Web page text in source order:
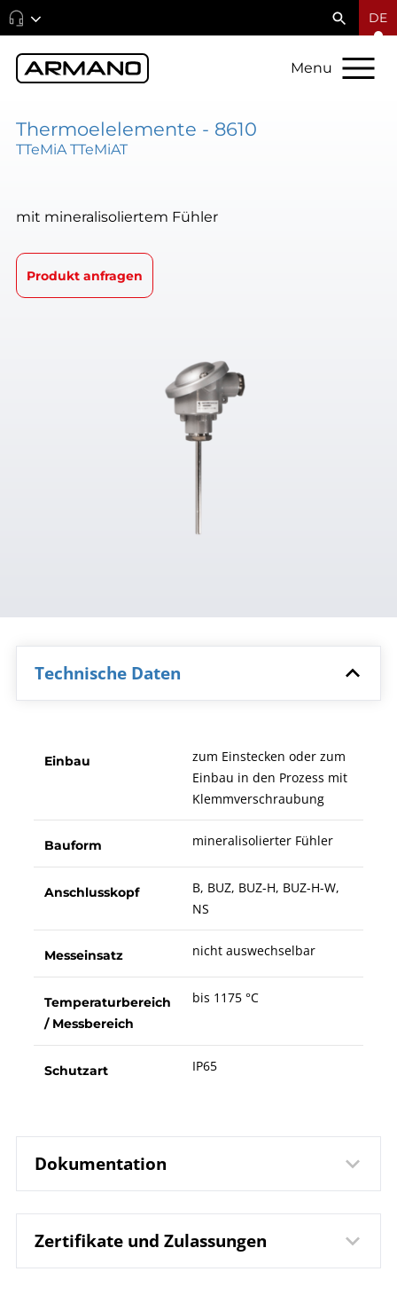
DE
Menu
Thermoelelemente - 8610
TTeMiA TTeMiAT
mit mineralisoliertem Fühler
Produkt anfragen
Technische Daten
Einbau
zum Einstecken oder zum
Einbau in den Prozess mit
Klemmverschraubung
Bauform mineralisolierter Fühler
Anschlusskopf
B, BUZ, BUZ-H, BUZ-H-W,
NS
Messeinsatz nicht auswechselbar
Temperaturbereich
/ Messbereich
bis 1175 °C
Schutzart IP65
Dokumentation
Datenblatt
8610 Thermoelement
TTeMiA TTeMiAT mit
Zertifikate und Zulassungen